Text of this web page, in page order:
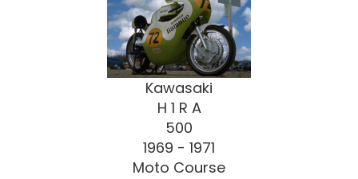
Kawasaki
H 1 R A
500
1969 - 1971
Moto Course